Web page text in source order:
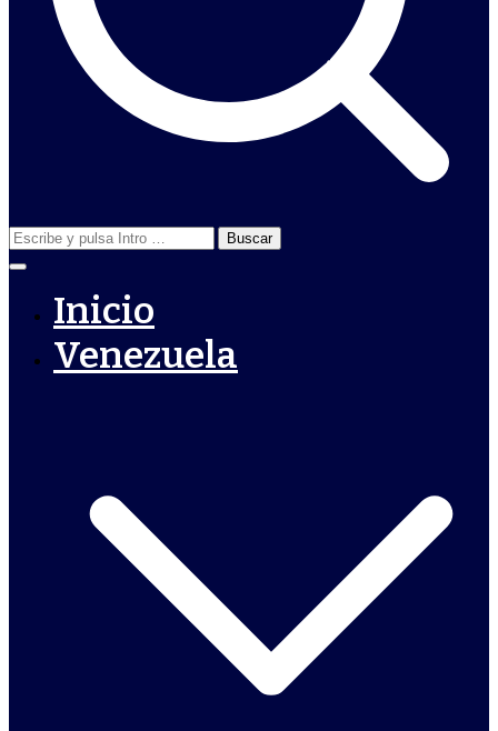
Buscar:
Inicio
Venezuela